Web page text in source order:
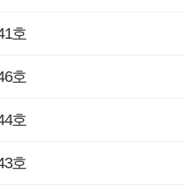
호
호
호
호